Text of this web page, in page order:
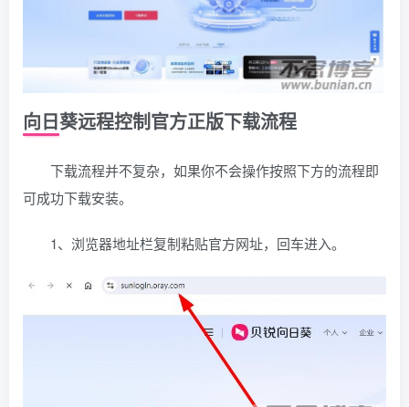
向日葵远程控制官方正版下载流程
下载流程并不复杂，如果你不会操作按照下方的流程即
可成功下载安装。
1、浏览器地址栏复制粘贴官方网址，回车进入。